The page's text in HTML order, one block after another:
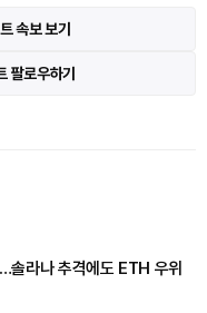
속보 보기
팔로우하기
솔라나 추격에도 ETH 우위